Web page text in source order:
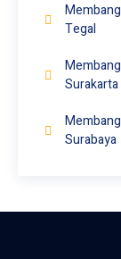
Tegal
Surakarta
Surabaya